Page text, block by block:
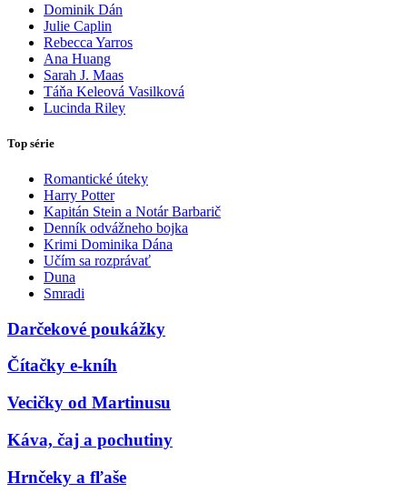
Dominik Dán
Julie Caplin
Rebecca Yarros
Ana Huang
Sarah J. Maas
Táňa Keleová Vasilková
Lucinda Riley
Top série
Romantické úteky
Harry Potter
Kapitán Stein a Notár Barbarič
Denník odvážneho bojka
Krimi Dominika Dána
Učím sa rozprávať
Duna
Smradi
Darčekové poukážky
Čítačky e-kníh
Vecičky od Martinusu
Káva, čaj a pochutiny
Hrnčeky a fľaše